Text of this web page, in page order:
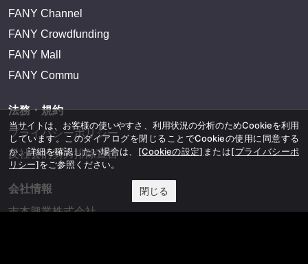
FANY Channel
FANY Crowdfunding
FANY Mall
FANY Commu
法務・規約
プライバシーポリシー
反社会的勢力排除宣言
会社情報
吉本興業株式会社
当サイトは、お客様の使いやすさ、利用状況の分析のためCookieを利用
しています。このダイアログを閉じることでCookieの使用に同意する
か、詳細を確認したい場合は、 [Cookieの設定] または[プライバシーポ
リシー]をご参照ください。
閉じる